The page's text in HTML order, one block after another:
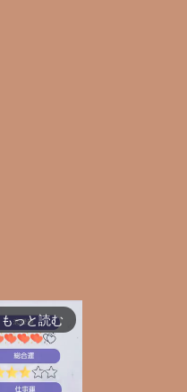
もっと読む